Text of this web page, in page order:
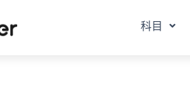
科目